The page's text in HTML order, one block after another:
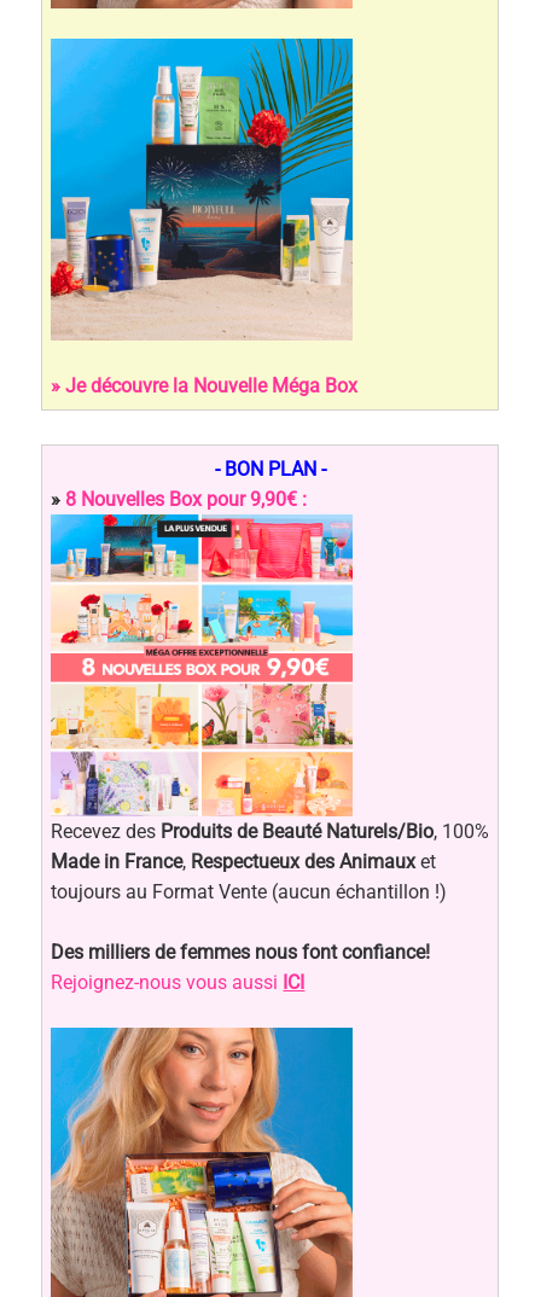
» Je découvre la Nouvelle Méga Box
- BON PLAN -
» 8 Nouvelles Box pour 9,90€ :
Recevez des Produits de Beauté Naturels/Bio, 100%
Made in France, Respectueux des Animauxet
toujours au Format Vente (aucun échantillon !)
Des milliers de femmes nous font confiance!
Rejoignez-nous vous aussi ICI